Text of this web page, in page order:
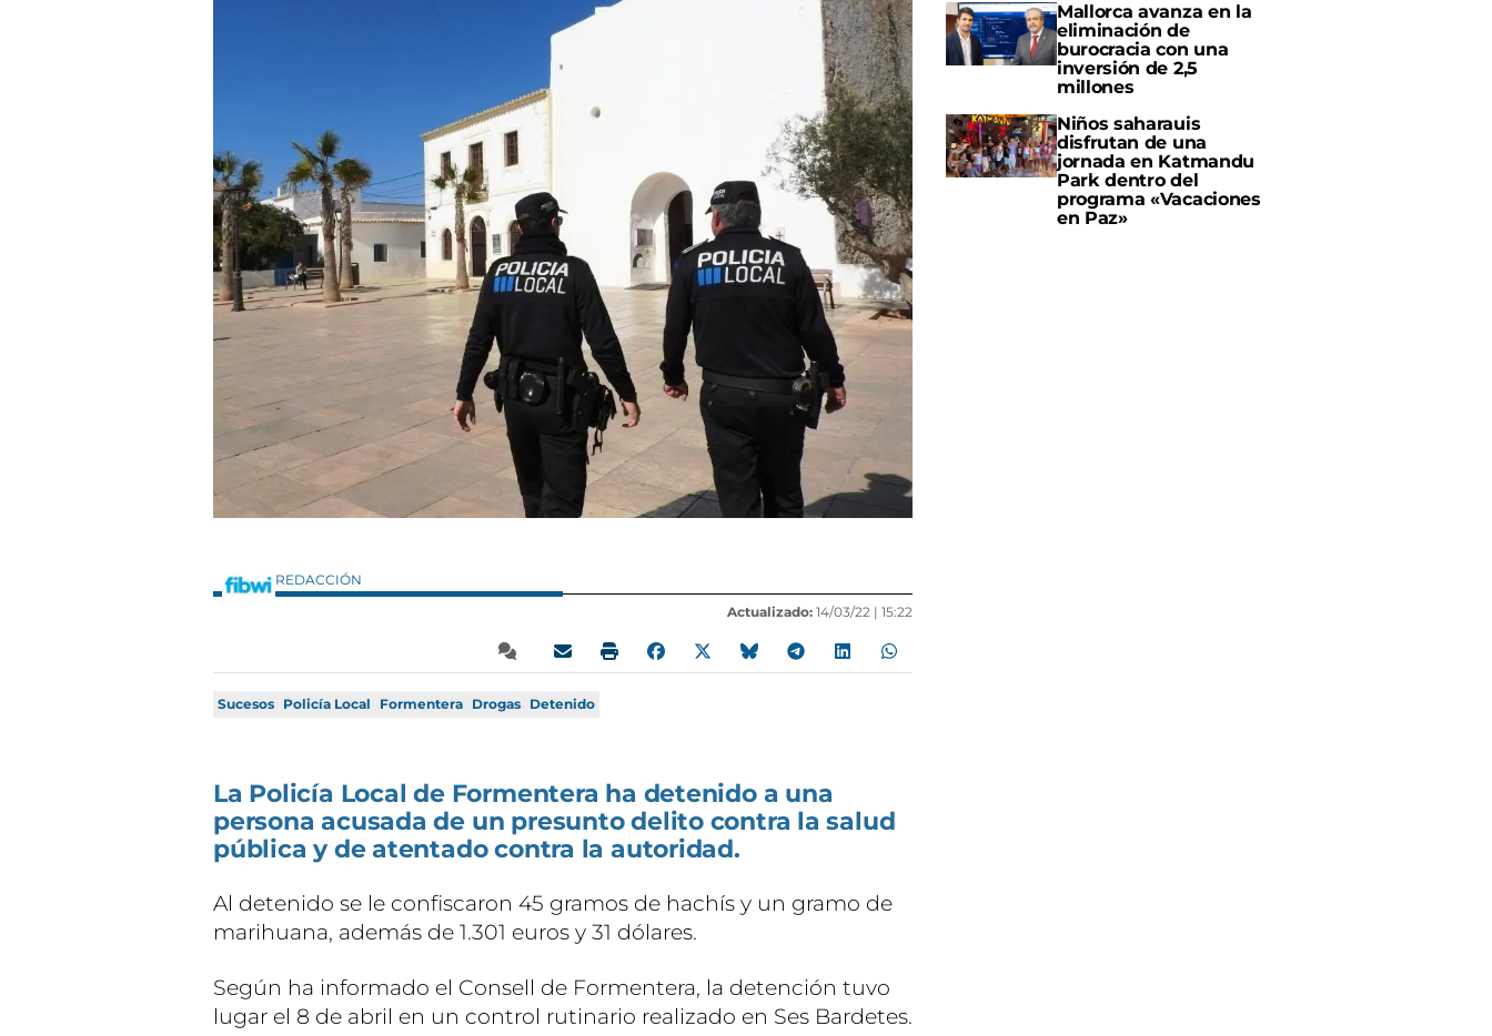
REDACCIÓN
Actualizado: 14/03/22 | 15:22
Sucesos Policía Local Formentera Drogas Detenido
La Policía Local de Formentera ha detenido a una
persona acusada de un presunto delito contra la salud
pública y de atentado contra la autoridad.
Al detenido se le confiscaron 45 gramos de hachís y un gramo de
marihuana, además de 1.301 euros y 31 dólares.
Según ha informado el Consell de Formentera, la detención tuvo
lugar el 8 de abril en un control rutinario realizado en Ses Bardetes.
Mallorca avanza en la
eliminación de
burocracia con una
inversión de 2,5
millones
Niños saharauis
disfrutan de una
jornada en Katmandu
Park dentro del
programa «Vacaciones
en Paz»